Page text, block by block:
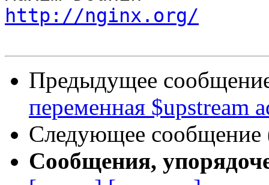
http://nginx.org/
Предыдущее
переменная $upstream
Следующее сообщение
Сообщения,